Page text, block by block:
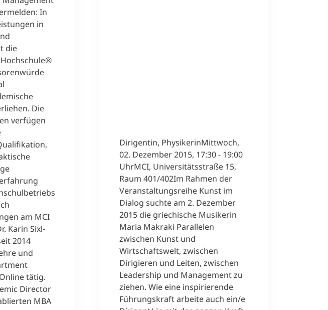
In
in
die
Die
verfügen
am MCI
Karin Sixl-
2014
und
tätig.
Director
MBA
Dirigentin, PhysikerinMittwoch,
02. Dezember 2015, 17:30 - 19:00
UhrMCI, Universitätsstraße 15,
Raum 401/402Im Rahmen der
Veranstaltungsreihe Kunst im
Dialog suchte am 2. Dezember
2015 die griechische Musikerin
Maria Makraki Parallelen
zwischen Kunst und
Wirtschaftswelt, zwischen
Dirigieren und Leiten, zwischen
Leadership und Management zu
ziehen. Wie eine inspirierende
Führungskraft arbeite auch ein/e